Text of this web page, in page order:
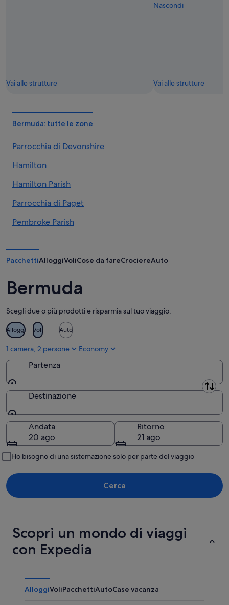
Vai alle strutture
Nascondi
Vai alle strutture
Bermuda: tutte le zone
Parrocchia di Devonshire
Hamilton
Hamilton Parish
Parrocchia di Paget
Pembroke Parish
Parrocchia di Smith's
Parrocchia di Southampton
Parrocchia di Saint George
Town of St. George
Parrocchia di Warwick
PacchettiAlloggiVoliCose da fareCrociereAuto
Bermuda
Scegli due o più prodotti e risparmia sul tuo viaggio:
Alloggi Voli Auto
1 camera, 2 persone Economy
Partenza
Partenza
Destinazione
Destinazione
Andata
20 ago
Ritorno
21 ago
Ho bisogno di una sistemazione solo per parte del viaggio
Cerca
Scopri un mondo di viaggi
con Expedia
AlloggiVoliPacchettiAutoCase vacanza